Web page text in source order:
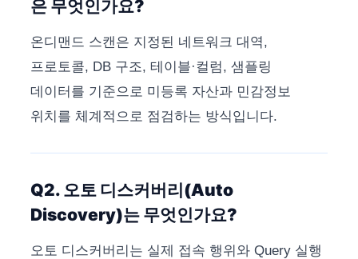
은 무엇인가요?
온디맨드 스캔은 지정된 네트워크 대역,
프로토콜, DB 구조, 테이블·컬럼, 샘플링
데이터를 기준으로 미등록 자산과 민감정보
위치를 체계적으로 점검하는 방식입니다.
Q2. 오토 디스커버리(Auto
Discovery)는 무엇인가요?
오토 디스커버리는 실제 접속 행위와 Query 실행